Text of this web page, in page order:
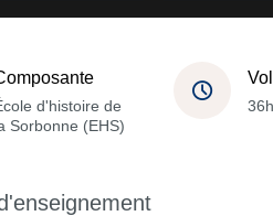
d'histoire de
Sorbonne (EHS)
36h